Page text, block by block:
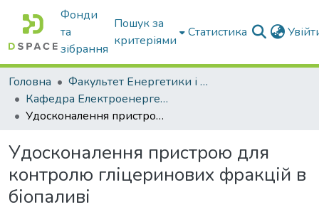
Фонди
та
зібрання
Пошук за
критеріями
Статистика
Головна
Факультет Енергетики і комп'ютерних технологій
Кафедра Електроенергетики і електротехнологій
Удосконалення пристрою для контролю гліцеринових фракцій в біопаливі
Удосконалення пристрою для
контролю гліцеринових фракцій в
біопаливі